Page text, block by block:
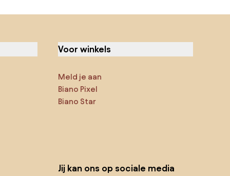
Voor winkels
Meld je aan
Biano Pixel
Biano Star
Jij kan ons op sociale media